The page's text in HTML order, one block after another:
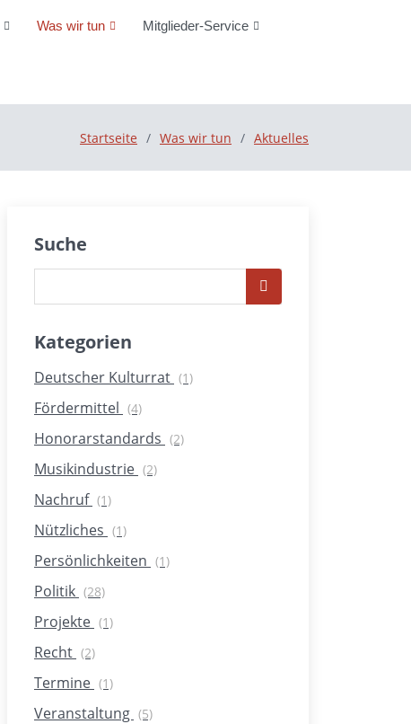
Was wir tun Mitglieder-Service
Startseite Was wir tun Aktuelles
Suche
Kategorien
Deutscher Kulturrat (1)
Fördermittel (4)
Honorarstandards (2)
Musikindustrie (2)
Nachruf (1)
Nützliches (1)
Persönlichkeiten (1)
Politik (28)
Projekte (1)
Recht (2)
Termine (1)
Veranstaltung (5)